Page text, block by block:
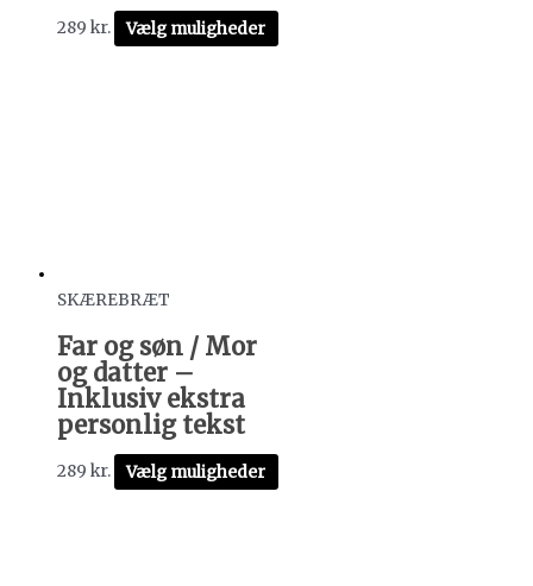
289 kr. Vælg muligheder
SKÆREBRÆT
Far og søn / Mor
og datter –
Inklusiv ekstra
personlig tekst
289 kr. Vælg muligheder